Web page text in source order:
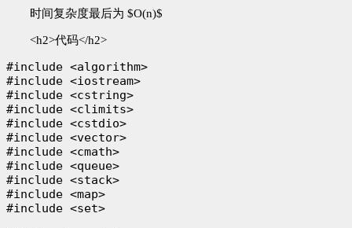
时间复杂度最后为 $O(n)$
<h2>代码</h2>
#include <algorithm>
#include <iostream>
#include <cstring>
#include <climits>
#include <cstdio>
#include <vector>
#include <cmath>
#include <queue>
#include <stack>
#include <map>
#include <set>